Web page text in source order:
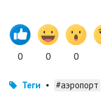
0 0 0
Теги • #аэропорт